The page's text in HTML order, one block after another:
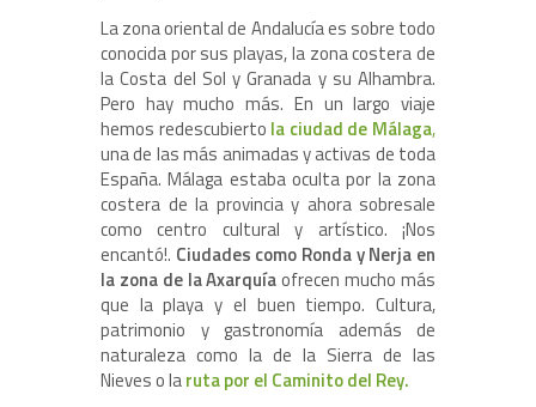
La zona oriental de Andalucía es sobre todo
conocida por sus playas, la zona costera de
la Costa del Sol y Granada y su Alhambra.
Pero hay mucho más. En un largo viaje
hemos redescubierto la ciudad de Málaga,
una de las más animadas y activas de toda
España. Málaga estaba oculta por la zona
costera de la provincia y ahora sobresale
como centro cultural y artístico. ¡Nos
encantó!. Ciudades como Ronda y Nerja en
la zona de la Axarquíaofrecen mucho más
que la playa y el buen tiempo. Cultura,
patrimonio y gastronomía además de
naturaleza como la de la Sierra de las
Nieves o laruta por el Caminito del Rey.